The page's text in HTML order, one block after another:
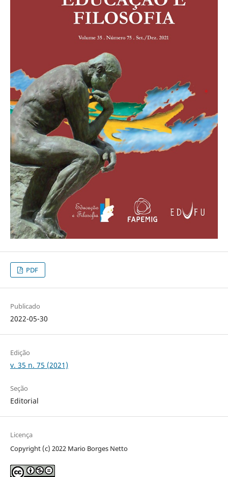
PDF
Publicado
2022-05-30
Edição
v. 35 n. 75 (2021)
Seção
Editorial
Licença
Copyright (c) 2022 Mario Borges Netto